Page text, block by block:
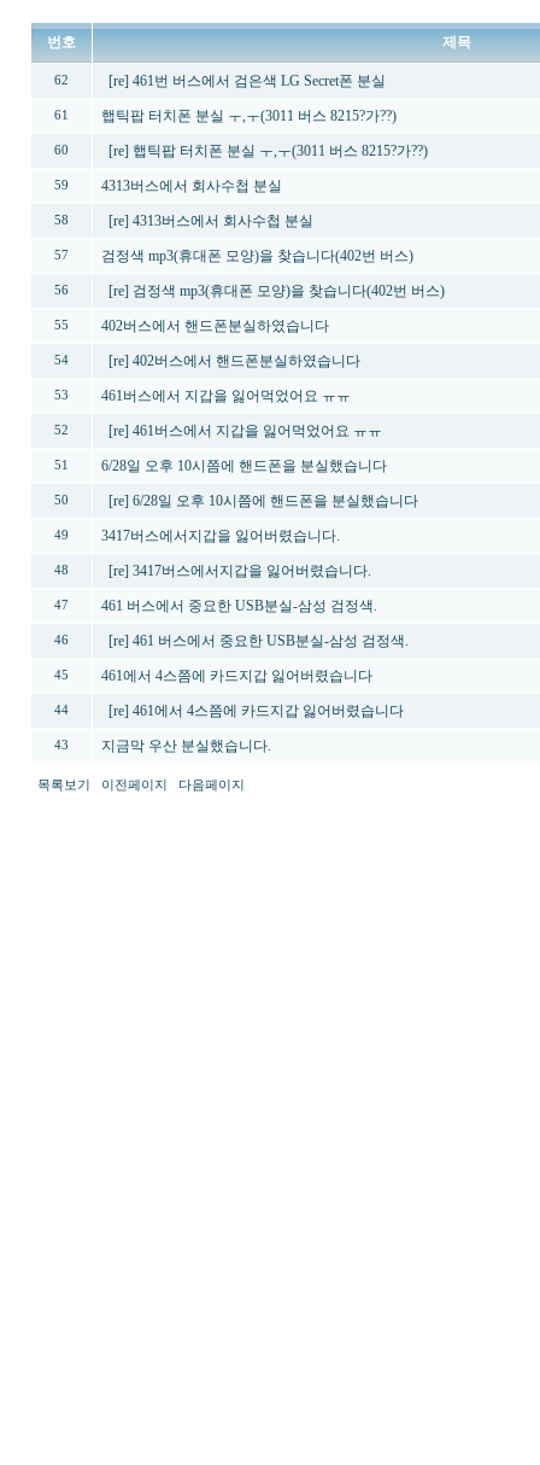
번호 제목
62 [re] 461번 버스에서 검은색 LG Secret폰 분실
61 햅틱팝 터치폰 분실 ㅜ,ㅜ(3011 버스 8215?가??)
60 [re] 햅틱팝 터치폰 분실 ㅜ,ㅜ(3011 버스 8215?가??)
59 4313버스에서 회사수첩 분실
58 [re] 4313버스에서 회사수첩 분실
57 검정색 mp3(휴대폰 모양)을 찾습니다(402번 버스)
56 [re] 검정색 mp3(휴대폰 모양)을 찾습니다(402번 버스)
55 402버스에서 핸드폰분실하였습니다
54 [re] 402버스에서 핸드폰분실하였습니다
53 461버스에서 지갑을 잃어먹었어요 ㅠㅠ
52 [re] 461버스에서 지갑을 잃어먹었어요 ㅠㅠ
51 6/28일 오후 10시쯤에 핸드폰을 분실했습니다
50 [re] 6/28일 오후 10시쯤에 핸드폰을 분실했습니다
49 3417버스에서지갑을 잃어버렸습니다.
48 [re] 3417버스에서지갑을 잃어버렸습니다.
47 461 버스에서 중요한 USB분실-삼성 검정색.
46 [re] 461 버스에서 중요한 USB분실-삼성 검정색.
45 461에서 4스쯤에 카드지갑 잃어버렸습니다
44 [re] 461에서 4스쯤에 카드지갑 잃어버렸습니다
43 지금막 우산 분실했습니다.
목록보기 이전페이지 다음페이지